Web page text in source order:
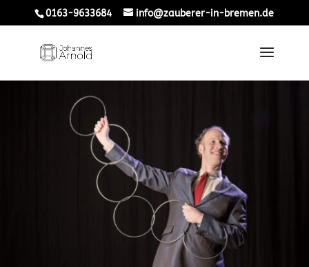
0163-9633684 info@zauberer-in-bremen.de